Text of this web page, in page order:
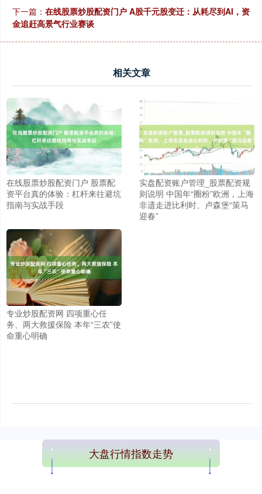
下一篇： 在线股票炒股配资门户 A股千元股变迁：从耗尽到AI，资
金追赶高景气行业赛谈
相关文章
在线股票炒股配资门户 股票配
资平台真的体验：杠杆来往避坑
指南与实战手段
实盘配资账户管理_股票配资规
则说明 中国年“圈粉”欧洲，上海
非遗走进比利时、卢森堡“策马
迎春”
专业炒股配资网 四项重心任
务、两大救援保险 本年“三农”使
命重心明确
大盘行情指数走势